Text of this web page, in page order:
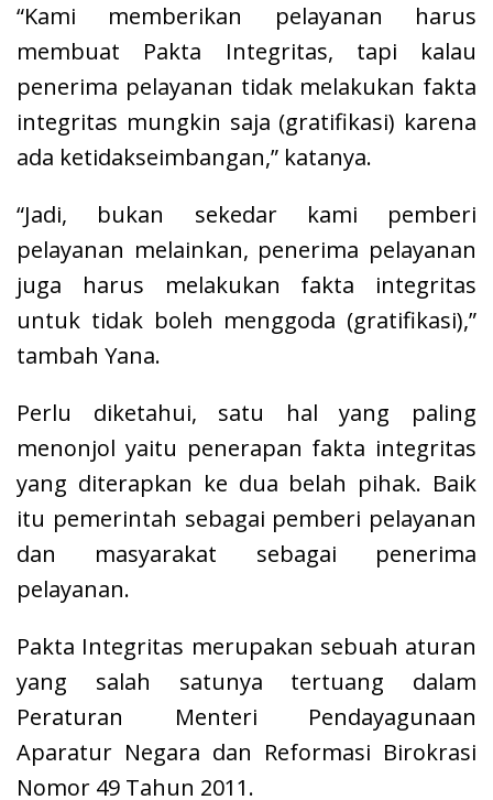
“Kami memberikan pelayanan harus
membuat Pakta Integritas, tapi kalau
penerima pelayanan tidak melakukan fakta
integritas mungkin saja (gratifikasi) karena
ada ketidakseimbangan,” katanya.
“Jadi, bukan sekedar kami pemberi
pelayanan melainkan, penerima pelayanan
juga harus melakukan fakta integritas
untuk tidak boleh menggoda (gratifikasi),”
tambah Yana.
Perlu diketahui, satu hal yang paling
menonjol yaitu penerapan fakta integritas
yang diterapkan ke dua belah pihak. Baik
itu pemerintah sebagai pemberi pelayanan
dan masyarakat sebagai penerima
pelayanan.
Pakta Integritas merupakan sebuah aturan
yang salah satunya tertuang dalam
Peraturan Menteri Pendayagunaan
Aparatur Negara dan Reformasi Birokrasi
Nomor 49 Tahun 2011.